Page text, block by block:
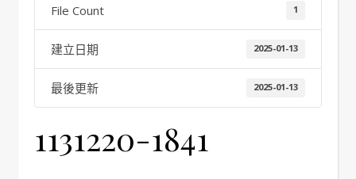
File Count 1
建立日期 2025-01-13
最後更新 2025-01-13
1131220-1841